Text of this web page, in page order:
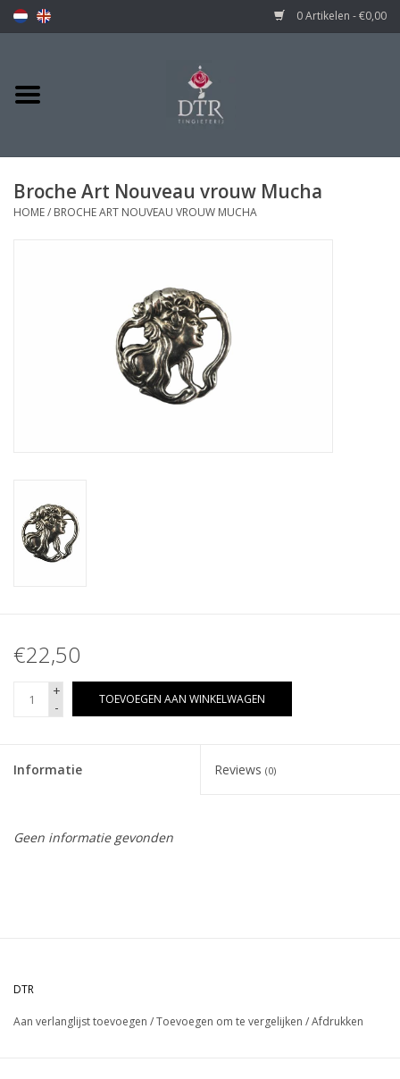
0 Artikelen - €0,00
Broche Art Nouveau vrouw Mucha
HOME/ BROCHE ART NOUVEAU VROUW MUCHA
€22,50
+
-
TOEVOEGEN AAN WINKELWAGEN
Informatie Reviews (0)
Geen informatie gevonden
DTR
Aan verlanglijst toevoegen /Toevoegen om te vergelijken /Afdrukken